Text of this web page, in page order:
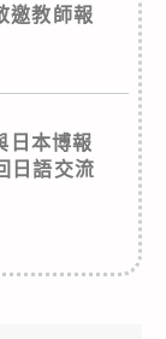
邀教師報
日本博報
日語交流